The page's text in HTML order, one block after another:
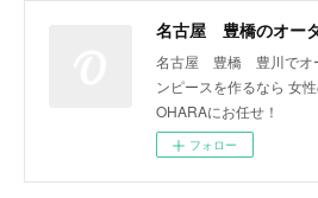
名古屋 豊橋 豊川でオ
ンピースを作るなら 女
OHARAにお任せ！
フォロー